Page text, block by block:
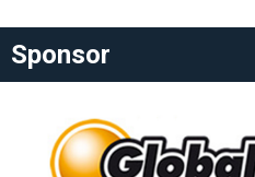
Sponsor